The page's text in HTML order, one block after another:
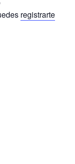
registrarte